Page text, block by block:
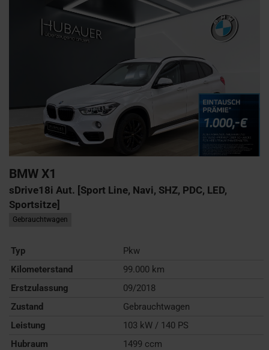
BMW X1
sDrive18i Aut. [Sport Line, Navi, SHZ, PDC, LED,
Sportsitze]
Gebrauchtwagen
Typ
Pkw
Kilometerstand
99.000 km
Erstzulassung
09/2018
Zustand
Gebrauchtwagen
Leistung
103 kW / 140 PS
Hubraum
1499 ccm